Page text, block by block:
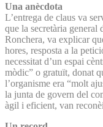
Una anècdota
L’entrega de claus va
que la secretària general
Ronchera, va explicar
hores, resposta a la
necessitat d’un espai
mòdic” o gratuït, donat
l’organisme era “molt
la junta de govern del
àgil i eficient, van